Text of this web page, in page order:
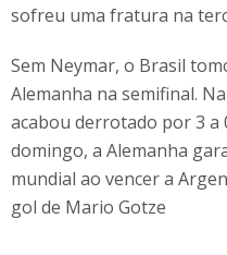
sofreu uma fratura na
Sem Neymar, o Brasil
Alemanha na semifinal.
acabou derrotado por 3 a
domingo, a Alemanha
mundial ao vencer a
gol de Mario Gotze